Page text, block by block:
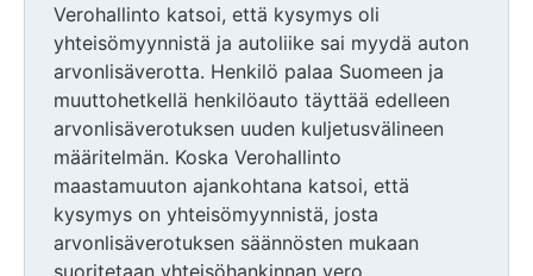
Verohallinto katsoi, että kysymys oli
yhteisömyynnistä ja autoliike sai myydä auton
arvonlisäverotta. Henkilö palaa Suomeen ja
muuttohetkellä henkilöauto täyttää edelleen
arvonlisäverotuksen uuden kuljetusvälineen
määritelmän. Koska Verohallinto
maastamuuton ajankohtana katsoi, että
kysymys on yhteisömyynnistä, josta
arvonlisäverotuksen säännösten mukaan